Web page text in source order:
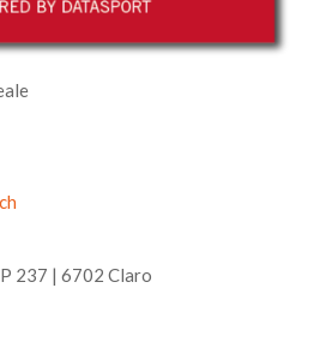
237 | 6702 Claro